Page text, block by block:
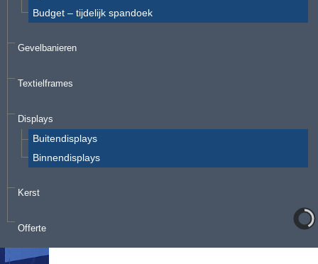
Budget – tijdelijk spandoek
Gevelbanieren
Textielframes
Displays
Buitendisplays
Binnendisplays
Kerst
Offerte